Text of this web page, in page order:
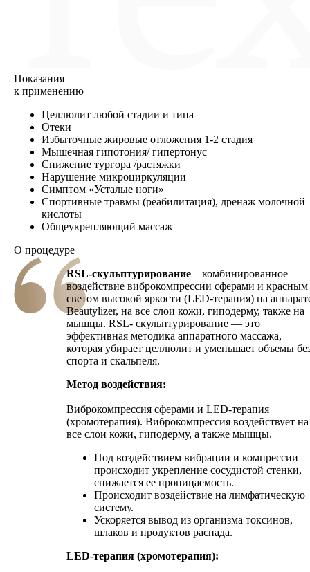
Показания
к применению
Целлюлит любой стадии и типа
Отеки
Избыточные жировые отложения 1-2 стадия
Мышечная гипотония/ гипертонус
Снижение тургора /растяжки
Нарушение микроциркуляции
Симптом «Усталые ноги»
Спортивные травмы (реабилитация), дренаж молочной
кислоты
Общеукрепляющий массаж
О процедуре
RSL-скульптурирование– комбинированное
воздействие виброкомпрессии сферами и красным
светом высокой яркости (LED-терапия) на
Beautylizer, на все слои кожи, гиподерму, также на
мышцы. RSL- скульптурирование — это
эффективная методика аппаратного массажа,
которая убирает целлюлит и уменьшает объемы
спорта и скальпеля.
Метод воздействия:
Виброкомпрессия сферами и LED-терапия
(хромотерапия). Виброкомпрессия воздействует на
все слои кожи, гиподерму, а также мышцы.
Под воздействием вибрации и компрессии
происходит укрепление сосудистой стенки,
снижается ее проницаемость.
Происходит воздействие на лимфатическую
систему.
Ускоряется вывод из организма токсинов,
шлаков и продуктов распада.
LED-терапия (хромотерапия):